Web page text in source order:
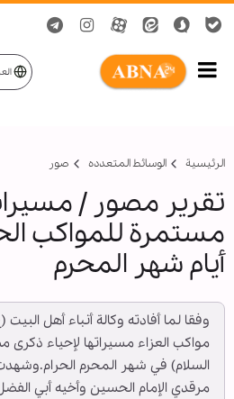
الرئيسية الوسائط المتعدده صور
تقرير مصور /
مستمرة للمواكب
أيام شهر المحرم
وفقا لما أفادته وكالة أنباء أهل البيت
مواكب العزاء مسيراتها لإحياء
السلام) في شهر المحرم
مرقدي الإمام الحسين وأخيه أبي